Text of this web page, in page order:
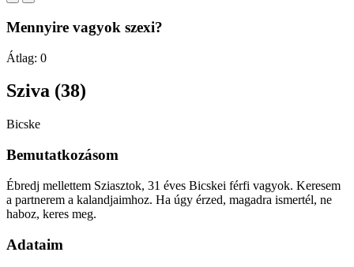
Mennyire vagyok szexi?
Átlag: 0
Sziva (38)
Bicske
Bemutatkozásom
Ébredj mellettem Sziasztok, 31 éves Bicskei férfi vagyok. Keresem
a partnerem a kalandjaimhoz. Ha úgy érzed, magadra ismertél, ne
haboz, keres meg.
Adataim